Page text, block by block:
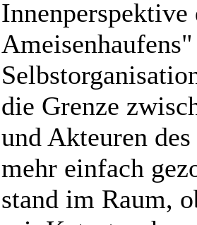
die Grenze
und Akteuren
mehr einfach
stand im Raum,